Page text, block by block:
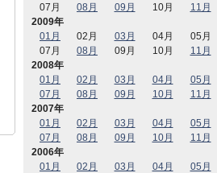
07月
08月 09月 10月 11月
2009年
01月
02月 03月 04月 05月
07月
08月 09月 10月 11月
2008年
01月
02月 03月 04月 05月
07月
08月 09月 10月 11月
2007年
01月
02月 03月 04月 05月
07月
08月 09月 10月 11月
2006年
01月
02月 03月 04月 05月